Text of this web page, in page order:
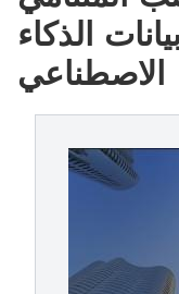
الذكاء
الاصطناعي